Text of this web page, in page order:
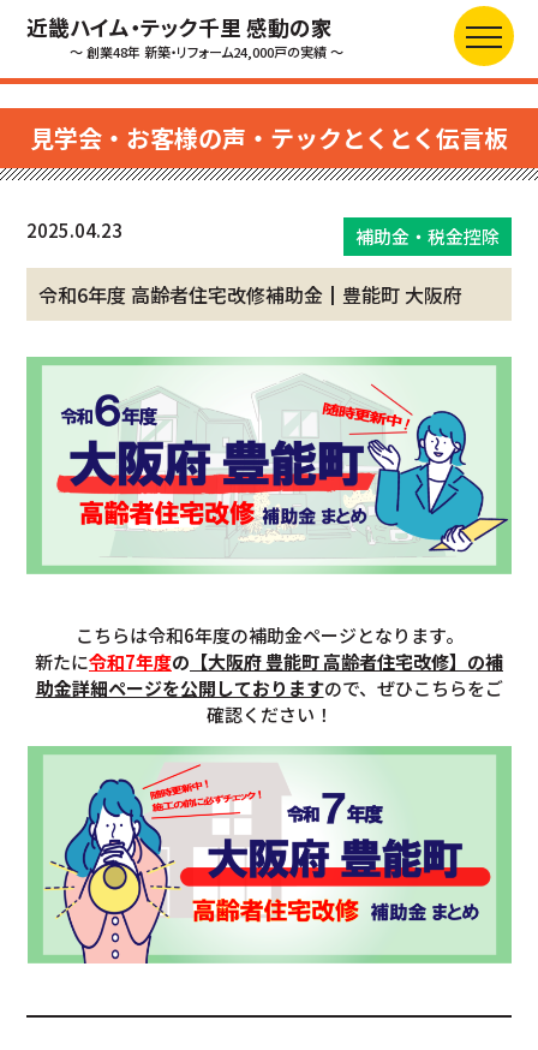
近畿ハイム・テック千里 感動の家
～ 創業48年 新築・リフォーム24,000戸の実績 ～
見学会・お客様の声・テックとくとく伝言板
2025.04.23 補助金・税金控除
令和6年度 高齢者住宅改修補助金┃豊能町 大阪府
こちらは令和6年度の補助金ページとなります。
新たに令和7年度の 【大阪府 豊能町高齢者住宅改修】の補
助金詳細ページを公開しておりますので、ぜひこちらをご
確認ください！